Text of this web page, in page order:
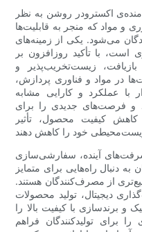
دمنده‌ی اکسترودر روشن به نظر
و مواد که منجر به قابلیت‌ها
می‌شود. یکی از زمینه‌های
است، با تأکید روزافزون بر
زیست‌تخریب‌پذیر و
در مواد و فناوری پردازش،
با عملکرد و کارایی مشابه
و فرصت‌های جدیدی را برای
کاهش کیفیت محصول، تأثیر
آینده، سفارشی‌سازی
دنبال راه‌هایی برای متمایز
از مصرف‌کنندگان هستند.
دیجیتال، تولید محصولات
برندسازی با کیفیت بالا را
تولیدکنندگان فراهم